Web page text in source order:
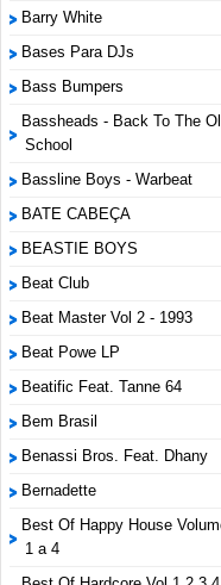
Barry White
Bases Para DJs
Bass Bumpers
Bassheads - Back To The
School
Bassline Boys - Warbeat
BATE CABEÇA
BEASTIE BOYS
Beat Club
Beat Master Vol 2 - 1993
Beat Powe LP
Beatific Feat. Tanne 64
Bem Brasil
Benassi Bros. Feat. Dhany
Bernadette
Best Of Happy House
1 a 4